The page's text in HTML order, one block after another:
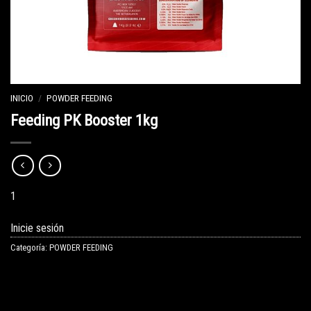
INICIO / POWDER FEEDING
Feeding PK Booster 1kg
1
Inicie sesión
Categoría: POWDER FEEDING